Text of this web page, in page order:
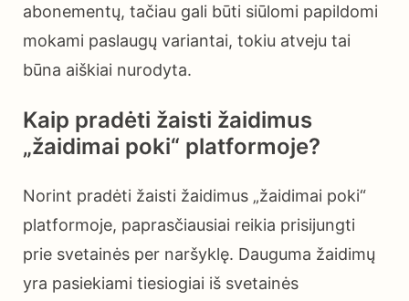
abonementų, tačiau gali būti siūlomi papildomi
mokami paslaugų variantai, tokiu atveju tai
būna aiškiai nurodyta.
Kaip pradėti žaisti žaidimus
„žaidimai poki“ platformoje?
Norint pradėti žaisti žaidimus „žaidimai poki“
platformoje, paprasčiausiai reikia prisijungti
prie svetainės per naršyklę. Dauguma žaidimų
yra pasiekiami tiesiogiai iš svetainės